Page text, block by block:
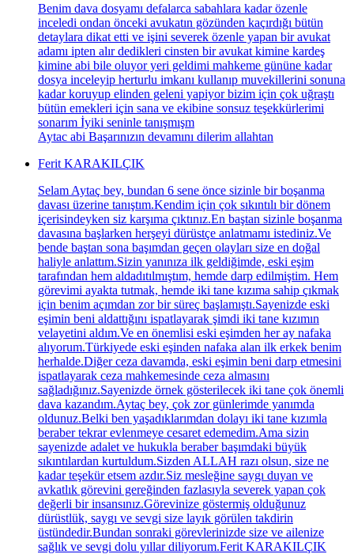
Benim dava dosyamı defalarca sabahlara kadar özenle
inceledi ondan önceki avukatın gözünden kaçırdığı bütün
detaylara dikat etti ve işini severek özenle yapan bir avukat
adamı ipten alır dedikleri cinsten bir avukat kimine kardeş
kimine abi bile oluyor yeri geldimi mahkeme gününe kadar
dosya inceleyip herturlu imkanı kullanıp muvekillerini sonuna
kadar koruyup elinden geleni yapiyor bizim için çok uğraştı
bütün emekleri için sana ve ekibine sonsuz teşekkürlerimi
sonarım İyiki seninle tanışmışm
Aytac abi Başarınızın devamını dilerim allahtan
Ferit KARAKILÇIK
Selam Aytaç bey, bundan 6 sene önce sizinle bir boşanma
davası üzerine tanıştım.Kendim için çok sıkıntılı bir dönem
içerisindeyken siz karşıma çıktınız.En baştan sizinle boşanma
davasına başlarken herşeyi dürüstçe anlatmamı istediniz.Ve
bende baştan sona başımdan geçen olayları size en doğal
haliyle anlattım.Sizin yanınıza ilk geldiğimde, eski eşim
tarafından hem aldadıtılmıştım, hemde darp edilmiştim. Hem
görevimi ayakta tutmak, hemde iki tane kızıma sahip çıkmak
için benim açımdan zor bir süreç başlamıştı.Sayenizde eski
eşimin beni aldattığını ispatlayarak şimdi iki tane kızımın
velayetini aldım.Ve en önemlisi eski eşimden her ay nafaka
alıyorum.Türkiyede eski eşinden nafaka alan ilk erkek benim
herhalde.Diğer ceza davamda, eski eşimin beni darp etmesini
ispatlayarak ceza mahkemesinde ceza almasını
sağladığınız.Sayenizde örnek gösterilecek iki tane çok önemli
dava kazandım.Aytaç bey, çok zor günlerimde yanımda
oldunuz.Belki ben yaşadıklarımdan dolayı iki tane kızımla
beraber tekrar evlenmeye cesaret edemedim.Ama sizin
sayenizde adalet ve hukukla beraber başımdaki büyük
sıkıntılardan kurtuldum.Sizden ALLAH razı olsun, size ne
kadar teşekür etsem azdır.Siz mesleğine saygı duyan ve
avkatlık görevini gereğinden fazlasıyla severek yapan çok
değerli bir insansınız.Görevinize göstermiş olduğunuz
dürüstlük, saygı ve sevgi size layık görülen takdirin
üstündedir.Bundan sonraki görevlerinizde size ve ailenize
sağlık ve sevgi dolu yıllar diliyorum.Ferit KARAKILÇIK